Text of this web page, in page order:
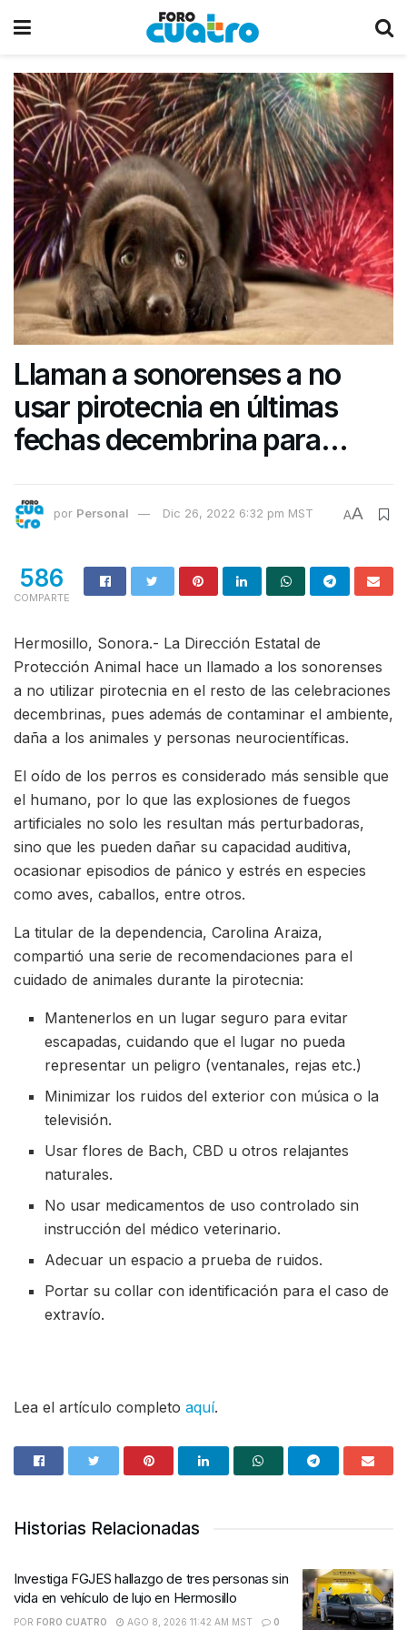
Llaman a sonorenses a no
usar pirotecnia en últimas
fechas decembrina para
afectar salud de personas y
animales
por Personal Dic 26, 2022 6:32 pm MST AA
586
COMPARTE
Hermosillo, Sonora.- La Dirección Estatal de
Protección Animal hace un llamado a los sonorenses
a no utilizar pirotecnia en el resto de las celebraciones
decembrinas, pues además de contaminar el ambiente,
daña a los animales y personas neurocientíficas.
El oído de los perros es considerado más sensible que
el humano, por lo que las explosiones de fuegos
artificiales no solo les resultan más perturbadoras,
sino que les pueden dañar su capacidad auditiva,
ocasionar episodios de pánico y estrés en especies
como aves, caballos, entre otros.
La titular de la dependencia, Carolina Araiza,
compartió una serie de recomendaciones para el
cuidado de animales durante la pirotecnia:
Mantenerlos en un lugar seguro para evitar
escapadas, cuidando que el lugar no pueda
representar un peligro (ventanales, rejas etc.)
Minimizar los ruidos del exterior con música o la
televisión.
Usar flores de Bach, CBD u otros relajantes
naturales.
No usar medicamentos de uso controlado sin
instrucción del médico veterinario.
Adecuar un espacio a prueba de ruidos.
Portar su collar con identificación para el caso de
extravío.
Lea el artículo completo aquí.
Historias Relacionadas
Investiga FGJES hallazgo de tres personas sin
vida en vehículo de lujo en Hermosillo
POR FORO CUATRO AGO 8, 2026 11:42 AM MST 0